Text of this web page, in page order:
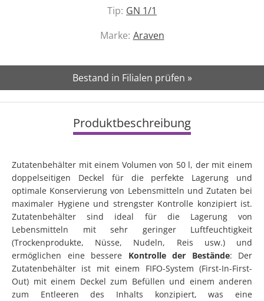
Tip: GN 1/1
Marke: Araven
Bestand in Filialen prüfen »
Produktbeschreibung
Zutatenbehälter mit einem Volumen von 50 l, der mit einem
doppelseitigen Deckel für die perfekte Lagerung und
optimale Konservierung von Lebensmitteln und Zutaten bei
maximaler Hygiene und strengster Kontrolle konzipiert ist.
Zutatenbehälter sind ideal für die Lagerung von
Lebensmitteln mit sehr geringer Luftfeuchtigkeit
(Trockenprodukte, Nüsse, Nudeln, Reis usw.) und
ermöglichen eine bessere Kontrolle der Bestände: Der
Zutatenbehälter ist mit einem FIFO-System (First-In-First-
Out) mit einem Deckel zum Befüllen und einem anderen
zum Entleeren des Inhalts konzipiert, was eine